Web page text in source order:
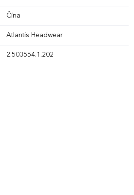
Čína
Atlantis Headwear
2.503554.1.202